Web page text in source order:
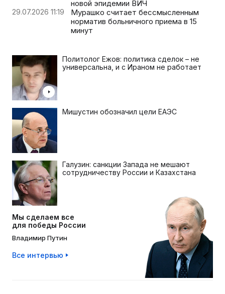
новой эпидемии ВИЧ
29.07.2026 11:19
Мурашко считает бессмысленным
норматив больничного приема в 15
минут
Политолог Ежов: политика сделок – не
универсальна, и с Ираном не работает
Мишустин обозначил цели ЕАЭС
Галузин: санкции Запада не мешают
сотрудничеству России и Казахстана
Мы сделаем все
для победы России
Владимир Путин
Все интервью